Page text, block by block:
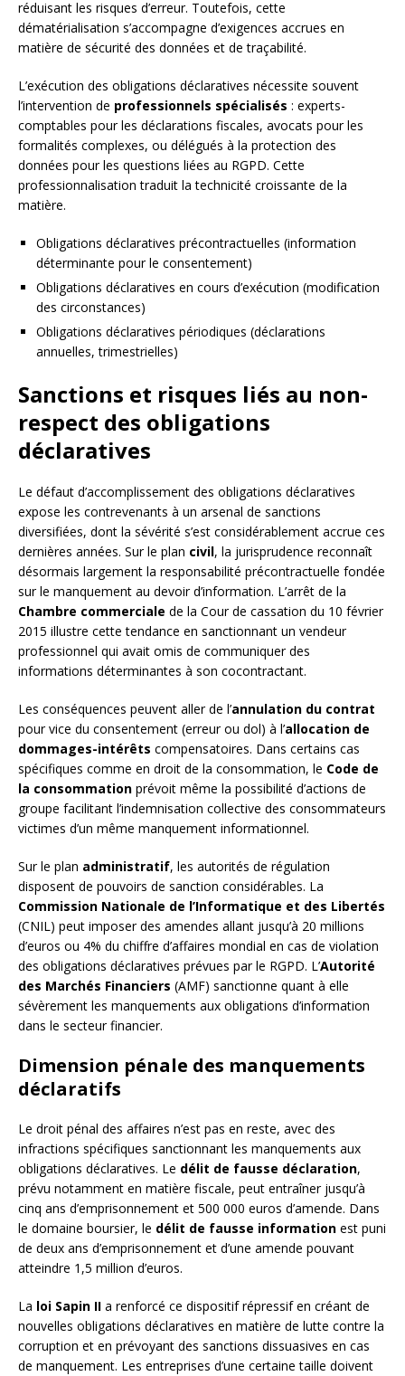
réduisant les risques d’erreur. Toutefois, cette
dématérialisation s’accompagne d’exigences accrues en
matière de sécurité des données et de traçabilité.
L’exécution des obligations déclaratives nécessite souvent
l’intervention de professionnels spécialisés : experts-
comptables pour les déclarations fiscales, avocats pour les
formalités complexes, ou délégués à la protection des
données pour les questions liées au RGPD. Cette
professionnalisation traduit la technicité croissante de la
matière.
Obligations déclaratives précontractuelles (information
déterminante pour le consentement)
Obligations déclaratives en cours d’exécution (modification
des circonstances)
Obligations déclaratives périodiques (déclarations
annuelles, trimestrielles)
Sanctions et risques liés au non-
respect des obligations
déclaratives
Le défaut d’accomplissement des obligations déclaratives
expose les contrevenants à un arsenal de sanctions
diversifiées, dont la sévérité s’est considérablement accrue ces
dernières années. Sur le plan civil, la jurisprudence reconnaît
désormais largement la responsabilité précontractuelle fondée
sur le manquement au devoir d’information. L’arrêt de la
Chambre commerciale de la Cour de cassation du 10 février
2015 illustre cette tendance en sanctionnant un vendeur
professionnel qui avait omis de communiquer des
informations déterminantes à son cocontractant.
Les conséquences peuvent aller de l’annulation du contrat
pour vice du consentement (erreur ou dol) à l’allocation de
dommages-intérêts compensatoires. Dans certains cas
spécifiques comme en droit de la consommation, le Code de
la consommation prévoit même la possibilité d’actions de
groupe facilitant l’indemnisation collective des consommateurs
victimes d’un même manquement informationnel.
Sur le plan administratif, les autorités de régulation
disposent de pouvoirs de sanction considérables. La
Commission Nationale de l’Informatique et des Libertés
(CNIL) peut imposer des amendes allant jusqu’à 20 millions
d’euros ou 4% du chiffre d’affaires mondial en cas de violation
des obligations déclaratives prévues par le RGPD. L’Autorité
des Marchés Financiers (AMF) sanctionne quant à elle
sévèrement les manquements aux obligations d’information
dans le secteur financier.
Dimension pénale des manquements
déclaratifs
Le droit pénal des affaires n’est pas en reste, avec des
infractions spécifiques sanctionnant les manquements aux
obligations déclaratives. Le délit de fausse déclaration,
prévu notamment en matière fiscale, peut entraîner jusqu’à
cinq ans d’emprisonnement et 500 000 euros d’amende. Dans
le domaine boursier, le délit de fausse information est puni
de deux ans d’emprisonnement et d’une amende pouvant
atteindre 1,5 million d’euros.
La loi Sapin II a renforcé ce dispositif répressif en créant de
nouvelles obligations déclaratives en matière de lutte contre la
corruption et en prévoyant des sanctions dissuasives en cas
de manquement. Les entreprises d’une certaine taille doivent